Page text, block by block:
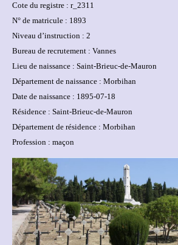
Cote du registre : r_2311
N° de matricule : 1893
Niveau d’instruction : 2
Bureau de recrutement : Vannes
Lieu de naissance : Saint-Brieuc-de-Mauron
Département de naissance : Morbihan
Date de naissance : 1895-07-18
Résidence : Saint-Brieuc-de-Mauron
Département de résidence : Morbihan
Profession : maçon